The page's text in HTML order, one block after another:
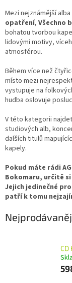
Mezi nejznámější
opatření, Všechno
bohatou tvorbou
lidovými motivy,
atmosférou.
Během více než
místo mezi
vystupuje na
hudba oslovuje
V této kategorii
studiových alb,
dalších titulů
kapely.
Pokud máte rádi
Bokomaru, určitě
Jejich jedinečné
patří k tomu
CD